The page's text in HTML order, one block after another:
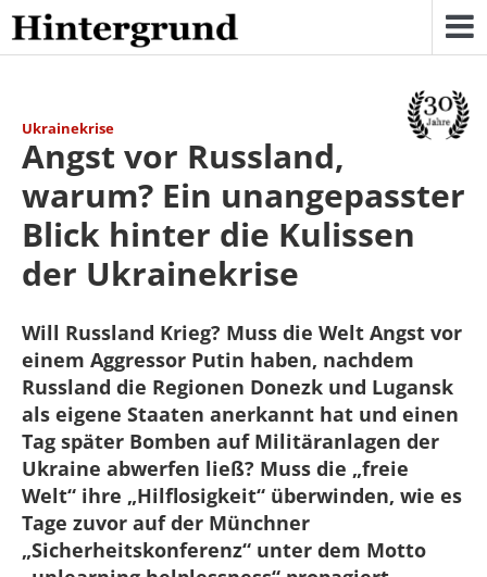
Skip
to
content
Ukrainekrise
Angst vor Russland,
warum? Ein unangepasster
Blick hinter die Kulissen
der Ukrainekrise
Will Russland Krieg? Muss die Welt Angst vor
einem Aggressor Putin haben, nachdem
Russland die Regionen Donezk und Lugansk
als eigene Staaten anerkannt hat und einen
Tag später Bomben auf Militäranlagen der
Ukraine abwerfen ließ? Muss die „freie
Welt“ ihre „Hilflosigkeit“ überwinden, wie es
Tage zuvor auf der Münchner
„Sicherheitskonferenz“ unter dem Motto